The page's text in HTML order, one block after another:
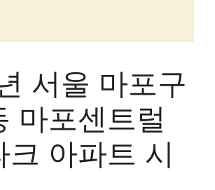
서울 마포구
마포센트럴
크 아파트 시